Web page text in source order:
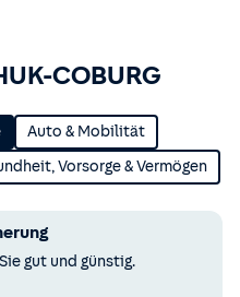
COBURG
Auto & Mobilität
Vorsorge & Vermögen
gut und günstig.